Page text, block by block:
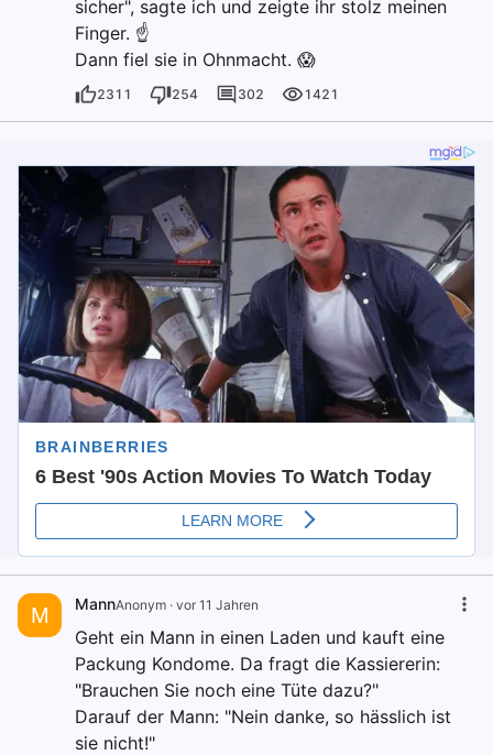
sicher", sagte ich und zeigte ihr stolz meinen
Finger. ☝
Dann fiel sie in Ohnmacht. 😱
2311 254 302 1421
M MannAnonym · vor 11 Jahren
Geht ein Mann in einen Laden und kauft eine
Packung Kondome. Da fragt die Kassiererin:
"Brauchen Sie noch eine Tüte dazu?"
Darauf der Mann: "Nein danke, so hässlich ist
sie nicht!"